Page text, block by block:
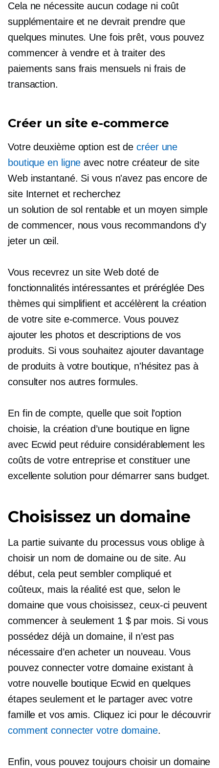
Cela ne nécessite aucun codage ni coût
supplémentaire et ne devrait prendre que
quelques minutes. Une fois prêt, vous pouvez
commencer à vendre et à traiter des
paiements sans frais mensuels ni frais de
transaction.
Créer un site e-commerce
Votre deuxième option est decréer une
boutique en ligne avec notre créateur de site
Web instantané. Si vous n'avez pas encore de
site Internet et recherchez
un solution de sol rentable et un moyen simple
de commencer, nous vous recommandons d'y
jeter un œil.
Vous recevrez un site Web doté de
fonctionnalités intéressantes et prérégléeDes
thèmes qui simplifient et accélèrent la création
de votre site e-commerce. Vous pouvez
ajouter les photos et descriptions de vos
produits. Si vous souhaitez ajouter davantage
de produits à votre boutique, n'hésitez pas à
consulter nos autres formules.
En fin de compte, quelle que soit l’option
choisie, la création d’une boutique en ligne
avec Ecwid peut réduire considérablement les
coûts de votre entreprise et constituer une
excellente solution pour démarrer sans budget.
Choisissez un domaine
La partie suivante du processus vous oblige à
choisir un nom de domaine ou de site. Au
début, cela peut sembler compliqué et
coûteux, mais la réalité est que, selon le
domaine que vous choisissez, ceux-ci peuvent
commencer à seulement 1 $ par mois. Si vous
possédez déjà un domaine, il n’est pas
nécessaire d’en acheter un nouveau. Vous
pouvez connecter votre domaine existant à
votre nouvelle boutique Ecwid en quelques
étapes seulement et le partager avec votre
famille et vos amis. Cliquez ici pour le découvrir
comment connecter votre domaine.
Enfin, vous pouvez toujours choisir un domaine